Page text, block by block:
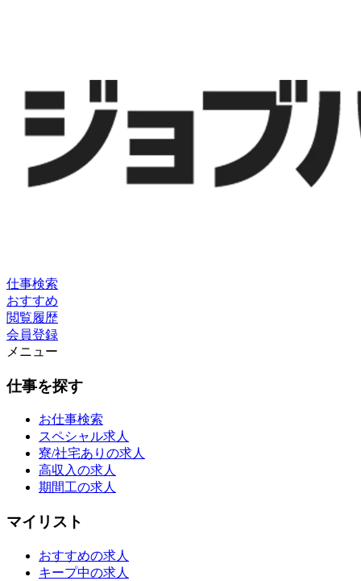
仕事検索
おすすめ
閲覧履歴
会員登録
メニュー
仕事を探す
お仕事検索
スペシャル求人
寮/社宅ありの求人
高収入の求人
期間工の求人
マイリスト
おすすめの求人
キープ中の求人